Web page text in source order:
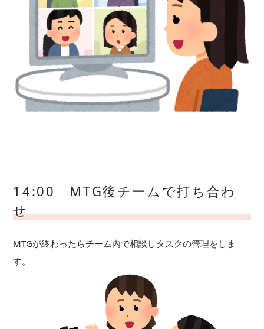
14:00 MTG後チームで打ち合わ
せ
MTGが終わったらチーム内で相談しタスクの管理をしま
す。